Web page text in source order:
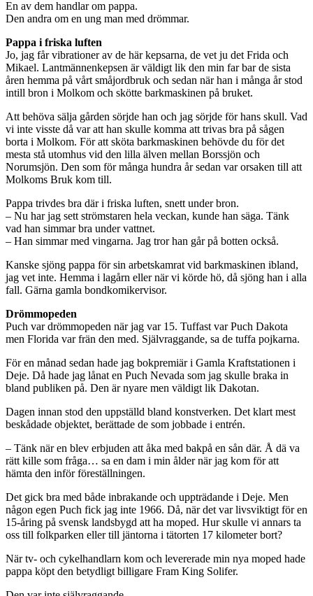
En av dem handlar om pappa.
Den andra om en ung man med drömmar.
Pappa i friska luften
Jo, jag får vibrationer av de här kepsarna, de vet ju det Frida och
Mikael. Lantmännenkepsen är väldigt lik den min far bar de sista
åren hemma på vårt småjordbruk och sedan när han i många år stod
intill bron i Molkom och skötte barkmaskinen på bruket.
Att behöva sälja gården sörjde han och jag sörjde för hans skull. Vad
vi inte visste då var att han skulle komma att trivas bra på sågen
borta i Molkom. För att sköta barkmaskinen behövde du för det
mesta stå utomhus vid den lilla älven mellan Borssjön och
Norumsjön. Den som för många hundra år sedan var orsaken till att
Molkoms Bruk kom till.
Pappa trivdes bra där i friska luften, snett under bron.
– Nu har jag sett strömstaren hela veckan, kunde han säga. Tänk
vad han simmar bra under vattnet.
– Han simmar med vingarna. Jag tror han går på botten också.
Kanske sjöng pappa för sin arbetskamrat vid barkmaskinen ibland,
jag vet inte. Hemma i lagårn eller när vi körde hö, då sjöng han i alla
fall. Gärna gamla bondkomikervisor.
Drömmopeden
Puch var drömmopeden när jag var 15. Tuffast var Puch Dakota
men Florida var frän den med. Självraggande, sa de tuffa pojkarna.
För en månad sedan hade jag bokpremiär i Gamla Kraftstationen i
Deje. Då hade jag lånat en Puch Nevada som jag skulle braka in
bland publiken på. Den är nyare men väldigt lik Dakotan.
Dagen innan stod den uppställd bland konstverken. Det klart mest
beskådade objektet, berättade de som jobbade i entrén.
– Tänk när en blev erbjuden att åka med bakpå en sån där. Å dä va
rätt kille som fråga… sa en dam i min ålder när jag kom för att
hämta den inför föreställningen.
Det gick bra med både inbrakande och uppträdande i Deje. Men
någon egen Puch fick jag inte 1966. Då, när det var livsviktigt för en
15-åring på svensk landsbygd att ha moped. Hur skulle vi annars ta
oss till folkparken eller till jäntorna i tätorten 17 kilometer bort?
När tv- och cykelhandlarn kom och levererade min nya moped hade
pappa köpt den betydligt billigare Fram King Solifer.